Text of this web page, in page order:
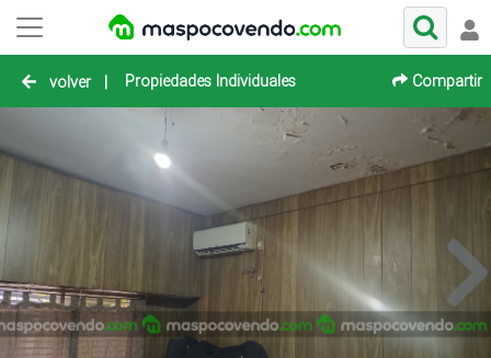
volver | Propiedades Individuales Compartir